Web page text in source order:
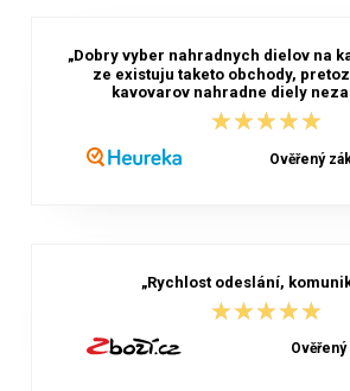
„Dobry vyber nahradnych dielov na
ze existuju taketo obchody,
kavovarov nahradne diely
★★★★★
★★★★★
Ověřený
„Rychlost odeslání,
★★★★★
★★★★★